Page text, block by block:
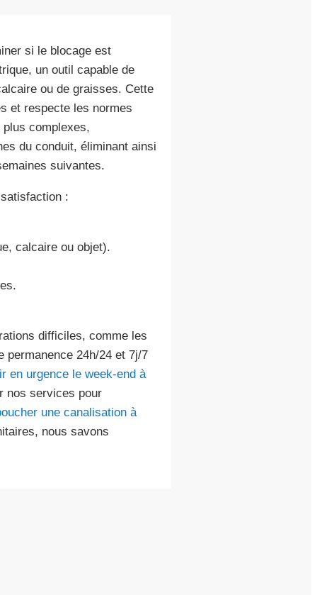
si le blocage est
un outil capable de
ou de graisses. Cette
et respecte les normes
complexes,
du conduit, éliminant ainsi
suivantes.
:
calcaire ou objet).
difficiles, comme les
permanence 24h/24 et 7j/7
en urgence le week-end à
nos services pour
une canalisation à
nous savons